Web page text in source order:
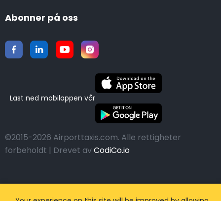
Abonner på oss
Last ned mobilappen vår
©2015-2026 Airporttaxis.com. Alle rettigheter
forbeholdt | Drevet avCodiCo.io